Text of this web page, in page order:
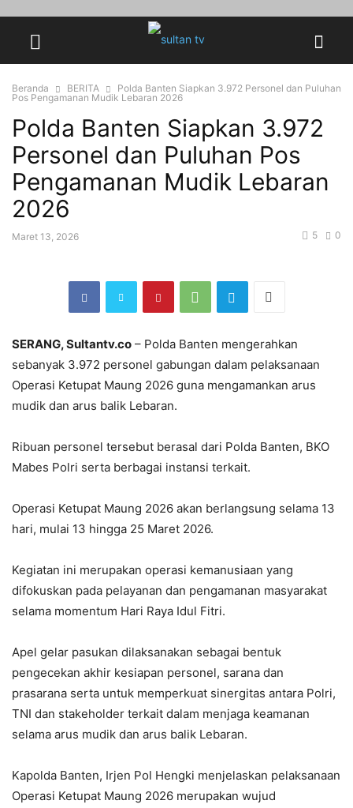
Beranda BERITA
‎Polda Banten Siapkan 3.972 Personel dan Puluhan
Pos Pengamanan Mudik Lebaran 2026
‎Polda Banten Siapkan 3.972
Personel dan Puluhan Pos
Pengamanan Mudik Lebaran
2026
Maret 13, 2026 0
5
SERANG, Sultantv.co – Polda Banten mengerahkan
sebanyak 3.972 personel gabungan dalam pelaksanaan
Operasi Ketupat Maung 2026 guna mengamankan arus
mudik dan arus balik Lebaran.
‎Ribuan personel tersebut berasal dari Polda Banten, BKO
Mabes Polri serta berbagai instansi terkait.
‎Operasi Ketupat Maung 2026 akan berlangsung selama 13
hari, mulai 13 hingga 25 Maret 2026.
‎Kegiatan ini merupakan operasi kemanusiaan yang
difokuskan pada pelayanan dan pengamanan masyarakat
selama momentum Hari Raya Idul Fitri.
‎Apel gelar pasukan dilaksanakan sebagai bentuk
pengecekan akhir kesiapan personel, sarana dan
prasarana serta untuk memperkuat sinergitas antara Polri,
TNI dan stakeholder terkait dalam menjaga keamanan
selama arus mudik dan arus balik Lebaran.
‎Kapolda Banten, Irjen Pol Hengki menjelaskan pelaksanaan
Operasi Ketupat Maung 2026 merupakan wujud